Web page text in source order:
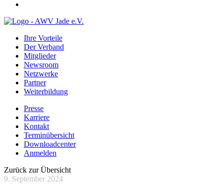
Ihre Vorteile
Der Verband
Mitglieder
Newsroom
Netzwerke
Partner
Weiterbildung
Presse
Karriere
Kontakt
Terminübersicht
Downloadcenter
Anmelden
Zurück zur Übersicht
9. September 2024